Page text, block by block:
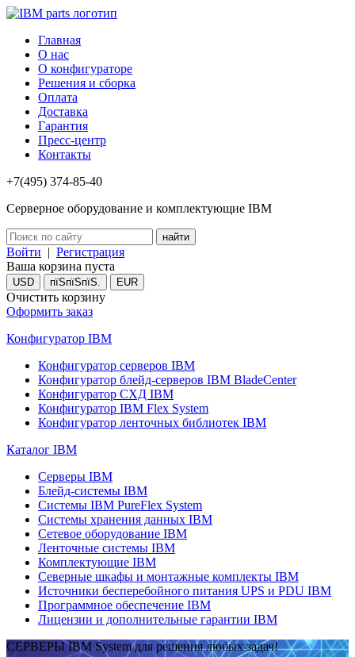
Главная
О нас
О конфигураторе
Решения и сборка
Оплата
Доставка
Гарантия
Пресс-центр
Контакты
+7(495) 374-85-40
Серверное оборудование и комплектующие IBM
Войти | Регистрация
Ваша корзина пуста
USD пїЅпїЅпїЅ. EUR
Очистить корзину
Оформить заказ
Конфигуратор IBM
Конфигуратор серверов IBM
Конфигуратор блейд-серверов IBM BladeCenter
Конфигуратор СХД IBM
Конфигуратор IBM Flex System
Конфигуратор ленточных библиотек IBM
Каталог IBM
Серверы IBM
Блейд-системы IBM
Системы IBM PureFlex System
Системы хранения данных IBM
Сетевое оборудование IBM
Ленточные системы IBM
Комплектующие IBM
Северные шкафы и монтажные комплекты IBM
Источники бесперебойного питания UPS и PDU IBM
Программное обеспечение IBM
Лицензии и дополнительные гарантии IBM
СЕРВЕРЫ IBM System для решения любых задач!